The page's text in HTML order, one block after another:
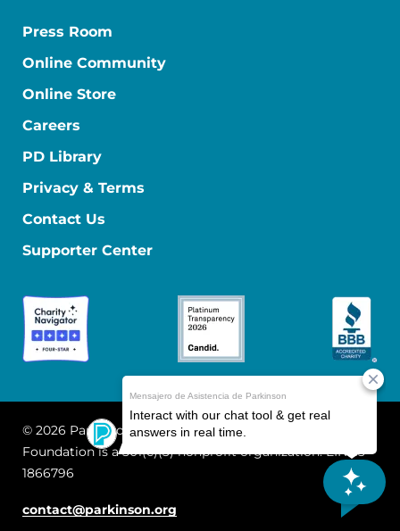
Press Room
Online Community
Online Store
Careers
PD Library
Privacy & Terms
Contact Us
Supporter Center
© 2026 Parkinson's Foundation
The Parkinson's
Foundation is a 501(c)(3) nonprofit organization. EIN: 13-
1866796
contact@parkinson.org